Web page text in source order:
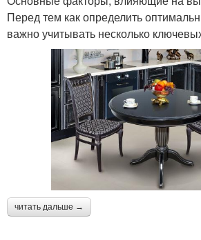
Перед тем как определить
важно учитывать несколько
читать дальше →